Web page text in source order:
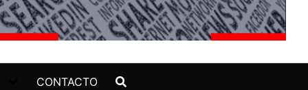
CONTACTO